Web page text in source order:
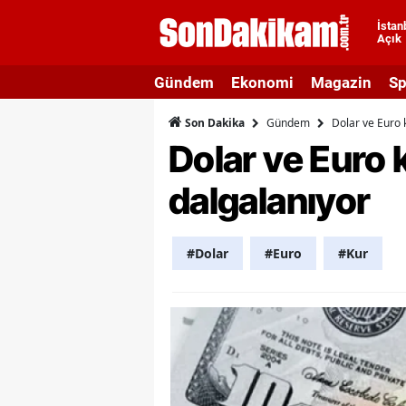
Açık
Gündem Ekonomi Magazin
Son Dakika Gündem Dolar ve Euro
Dolar ve Euro
dalgalanıyor
#Dolar #Euro #Kur